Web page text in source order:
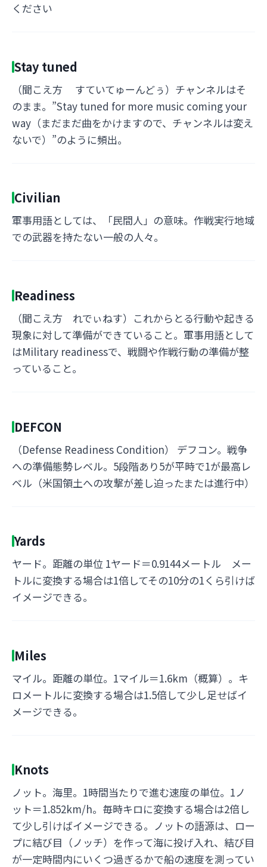
ください
Stay tuned
（聞こえ方 すていてゅーんどぅ）チャンネルはそ
のまま。”Stay tuned for more music coming your
way（まだまだ曲をかけますので、チャンネルは変え
ないで）”のように頻出。
Civilian
軍事用語としては、「民間人」の意味。作戦実行地域
での武器を持たない一般の人々。
Readiness
（聞こえ方 れでぃねす）これからとる行動や起きる
現象に対して準備ができていること。軍事用語として
はMilitary readinessで、戦闘や作戦行動の準備が整
っていること。
DEFCON
（Defense Readiness Condition） デフコン。戦争
への準備態勢レベル。5段階あり5が平時で1が最高レ
ベル（米国領土への攻撃が差し迫ったまたは進行中）
Yards
ヤード。距離の単位 1ヤード＝0.9144メートル メー
トルに変換する場合は1倍してその10分の1くら引けば
イメージできる。
Miles
マイル。距離の単位。1マイル＝1.6km（概算）。キ
ロメートルに変換する場合は1.5倍して少し足せばイ
メージできる。
Knots
ノット。海里。1時間当たりで進む速度の単位。1ノ
ット＝1.852km/h。毎時キロに変換する場合は2倍し
て少し引けばイメージできる。ノットの語源は、ロー
プに結び目（ノッチ）を作って海に投げ入れ、結び目
が一定時間内にいくつ過ぎるかで船の速度を測ってい